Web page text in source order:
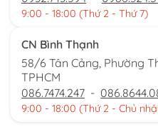
9:00 - 18:00 (Thứ 2 - Thứ 7)
CN Bình Thạnh
58/6 Tân Cảng, Phường
TPHCM
086.7474.247 -
9:00 - 18:00 (Thứ 2 - Chủ